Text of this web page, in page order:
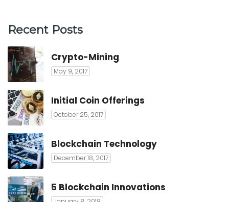
Recent Posts
Crypto-Mining
May 9, 2017
Initial Coin Offerings
October 25, 2017
Blockchain Technology
December 18, 2017
5 Blockchain Innovations